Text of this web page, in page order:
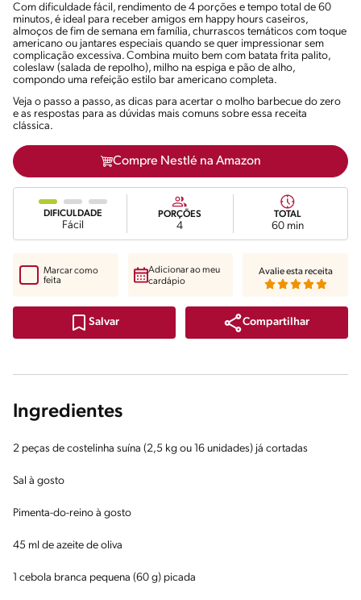
Com dificuldade fácil, rendimento de 4 porções e tempo total de 60
minutos, é ideal para receber amigos em happy hours caseiros,
almoços de fim de semana em família, churrascos temáticos com toque
americano ou jantares especiais quando se quer impressionar sem
complicação excessiva. Combina muito bem com batata frita palito,
coleslaw (salada de repolho), milho na espiga e pão de alho,
compondo uma refeição estilo bar americano completa.
Veja o passo a passo, as dicas para acertar o molho barbecue do zero
e as respostas para as dúvidas mais comuns sobre essa receita
clássica.
Compre Nestlé na Amazon
DIFICULDADE
Fácil
PORÇÕES
4
TOTAL
60 min
Salvar Compartilhar
Marcar como
feita
Adicionar ao meu
cardápio
Avalie esta receita
Ingredientes
2 peças de costelinha suína (2,5 kg ou 16 unidades) já cortadas
Sal à gosto
Pimenta-do-reino à gosto
45 ml de azeite de oliva
1 cebola branca pequena (60 g) picada